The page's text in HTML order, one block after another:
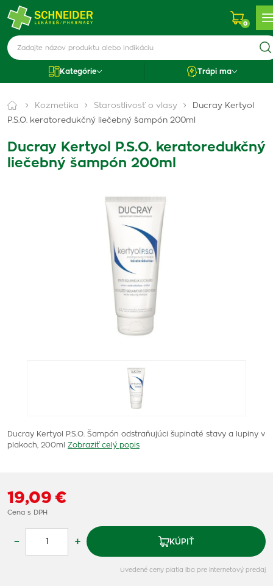
0
Kategórie Trápi ma
Kozmetika Starostlivosť o vlasy
Ducray Kertyol
P.S.O. keratoredukčný liečebný šampón 200ml
Ducray Kertyol P.S.O. keratoredukčný
liečebný šampón 200ml
Ducray Kertyol P.S.O. Šampón odstraňujúci šupinaté stavy a lupiny v
plakoch, 200ml
Zobraziť celý popis
19,09 €
Cena s DPH
– + KÚPIŤ
Uvedené ceny platia iba pre internetový predaj